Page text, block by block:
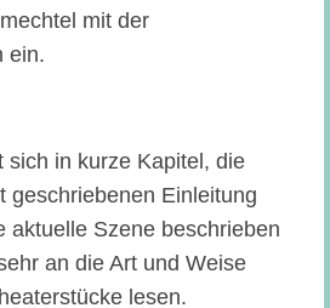
mit der
ein.
sich in kurze Kapitel, die
geschriebenen Einleitung
aktuelle Szene beschrieben
an die Art und Weise
lesen.